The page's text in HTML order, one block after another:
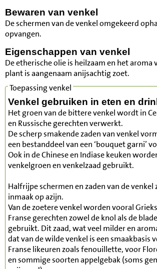
Bewaren van venkel
De schermen van de venkel omgekeerd
opvangen.
Eigenschappen van venkel
De etherische olie is heilzaam en het aroma
plant is aangenaam anijsachtig zoet.
Toepassing venkel
Venkel gebruiken in eten en
Het groen van de bittere venkel wordt in
en Russische gerechten verwerkt.
De scherp smakende zaden van venkel
een bestanddeel van een ‘bouquet garni’
Ook in de Chinese en Indiase keuken
venkelgroen en venkelzaad gebruikt.
Halfrijpe schermen en zaden van de
inmaak op azijn.
Van de zoetere venkel worden vooral
Franse gerechten zowel de knol als de
gebruikt. Dit zaad, wat veel milder en
dat van de wilde venkel is een smaakbasis voor sommige
Franse likeuren zoals fenouillette, voor
en sommige soorten appelgebak (soms